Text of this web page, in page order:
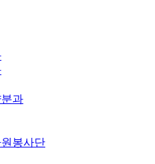
과
봉사단